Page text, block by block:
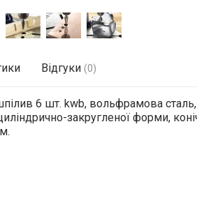
Відгуки (0)
6 шт. kwb, вольфрамова
закругленої форми,